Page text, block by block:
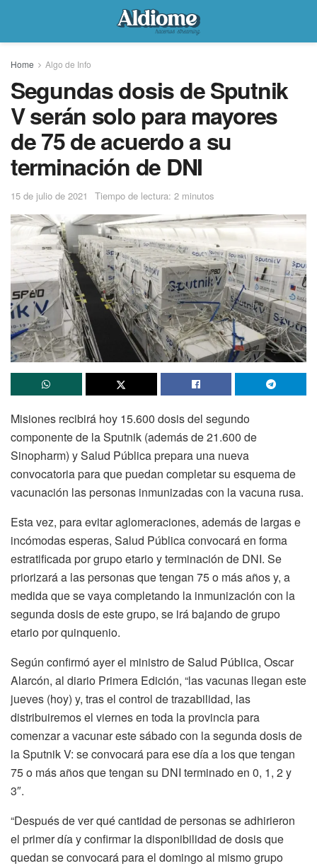
Home Algo de Info
Segundas dosis de Sputnik
V serán solo para mayores
de 75 de acuerdo a su
terminación de DNI
15 de julio de 2021 Tiempo de lectura: 2 minutos
Misiones recibirá hoy 15.600 dosis del segundo
componente de la Sputnik (además de 21.600 de
Sinopharm) y Salud Pública prepara una nueva
convocatoria para que puedan completar su esquema de
vacunación las personas inmunizadas con la vacuna rusa.
Esta vez, para evitar aglomeraciones, además de largas e
incómodas esperas, Salud Pública convocará en forma
estratificada por grupo etario y terminación de DNI. Se
priorizará a las personas que tengan 75 o más años y, a
medida que se vaya completando la inmunización con la
segunda dosis de este grupo, se irá bajando de grupo
etario por quinquenio.
Según confirmó ayer el ministro de Salud Pública, Oscar
Alarcón, al diario Primera Edición, “las vacunas llegan este
jueves (hoy) y, tras el control de trazabilidad, las
distribuiremos el viernes en toda la provincia para
comenzar a vacunar este sábado con la segunda dosis de
la Sputnik V: se convocará para ese día a los que tengan
75 o más años que tengan su DNI terminado en 0, 1, 2 y
3″.
“Después de ver qué cantidad de personas se adhirieron
el primer día y confirmar la disponibilidad de dosis que
quedan se convocará para el domingo al mismo grupo